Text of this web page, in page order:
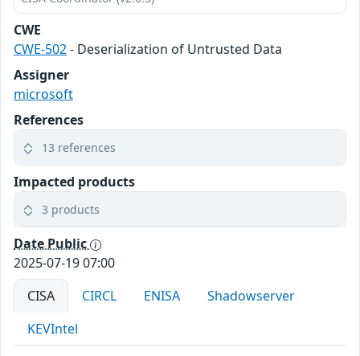
CWE
CWE-502- Deserialization of Untrusted Data
Assigner
microsoft
References
13 references
Impacted products
3 products
Date Public
2025-07-19 07:00
CISA
CIRCL ENISA
Shadowserver
KEVIntel